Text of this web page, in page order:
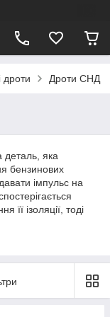
дроти Дроти СНД
деталь, яка
бензинових
імпульс на
її ізоляції, тоді
використовувати
деталі для
магазин